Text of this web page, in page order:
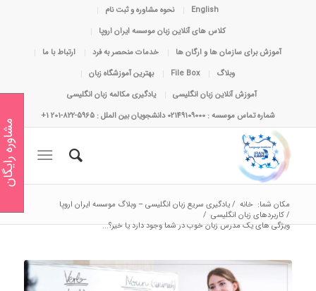
English
نحوه مشاوره و ثبت نام
کلاس های آنلاین زبان موسسه ایران اروپا
آموزش برای سازمان ها و ارگان ها
خدمات منحصر به فرد
ارتباط با ما
وبلاگ
File Box
بهترین آموزشگاه زبان
آموزش آنلاین زبان انگلیسی
یادگیری مکالمه زبان انگلیسی
شماره تماس موسسه : 02149109000 دانشجویان بین الملل : 5965-822-201 1+
مکان شما: خانه / یادگیری سریع زبان انگلیسی – وبلاگ موسسه ایران اروپا
/ کاربردهای زبان انگلیسی /
ویژگی های یک مدرس زبان خوب در شما وجود دارد یا خیر؟...